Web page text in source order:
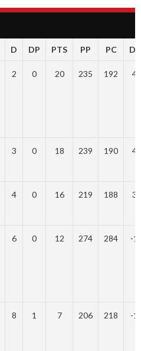
D DP PTS PP PC
2 0 20 235 192 43
3 0 18 239 190 49
4 0 16 219 188 31
6 0 12 274 284 -
8 1 7 206 218 -